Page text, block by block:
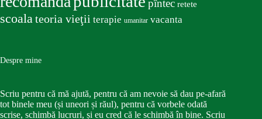
pîntec retete
scoalateoria vieţii terapie umanitar vacanta
Despre mine
Scriu pentru că mă ajută, pentru că am nevoie să dau pe-afară
tot binele meu (și uneori și răul), pentru că vorbele odată
scrise, schimbă lucruri, și eu cred că le schimbă în bine. Scriu